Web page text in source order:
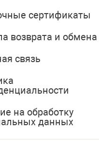
сертификаты
возврата и обмена
связь
на обработку
данных